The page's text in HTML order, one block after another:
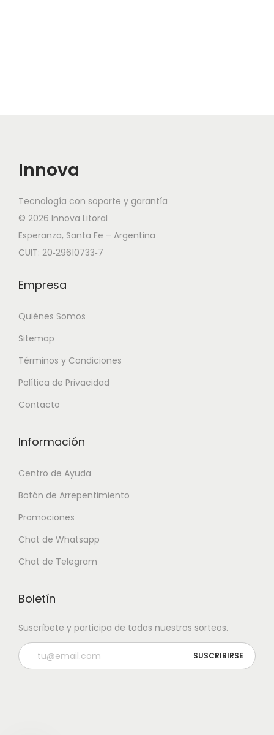
Innova
Tecnología con soporte y garantía
© 2026 Innova Litoral
Esperanza, Santa Fe – Argentina
CUIT: 20‑29610733‑7
Empresa
Quiénes Somos
Sitemap
Términos y Condiciones
Política de Privacidad
Contacto
Información
Centro de Ayuda
Botón de Arrepentimiento
Promociones
Chat de Whatsapp
Chat de Telegram
Boletín
Suscríbete y participa de todos nuestros sorteos.